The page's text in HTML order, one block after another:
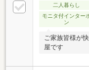
二人暮らし
モニタ付インター
ン
ご家族皆様が
屋です